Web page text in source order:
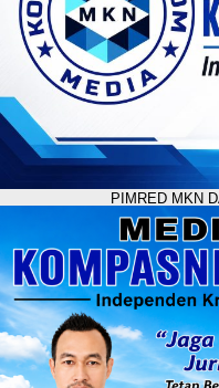
PIMRED MKN